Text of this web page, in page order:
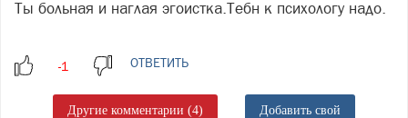
Ты больная и наглая эгоистка.Тебн к психологу надо.
ОТВЕТИТЬ
Другие комментарии (4) Добавить свой